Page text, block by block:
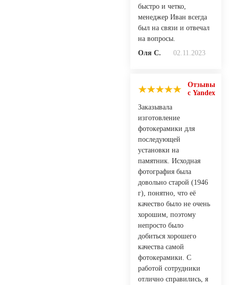
быстро и четко,
менеджер Иван всегда
был на связи и отвечал
на вопросы.
Оля С.
02.11.2023
Отзывы
с Yandex
Заказывала
изготовление
фотокерамики для
последующей
установки на
памятник. Исходная
фотография была
довольно старой (1946
г), понятно, что её
качество было не очень
хорошим, поэтому
непросто было
добиться хорошего
качества самой
фотокерамики. С
работой сотрудники
отлично справились, я